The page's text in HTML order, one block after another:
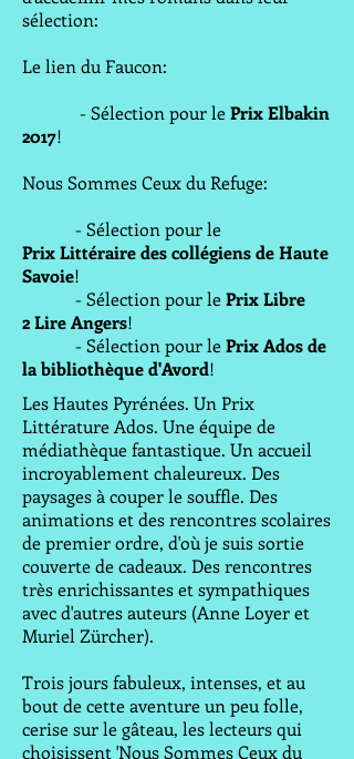
sélection:
Le lien du Faucon:
- Sélection pour lePrix Elbakin
2017!
Nous Sommes Ceux du Refuge:
- Sélection pour le
Prix Littéraire des collégiens de Haute
Savoie!
- Sélection pour lePrix Libre
2 Lire Angers!
- Sélection pour lePrix Ados de
la bibliothèque d'Avord!
Les Hautes Pyrénées. Un Prix
Littérature Ados. Une équipe de
médiathèque fantastique. Un accueil
incroyablement chaleureux. Des
paysages à couper le souffle. Des
animations et des rencontres scolaires
de premier ordre, d'où je suis sortie
couverte de cadeaux. Des rencontres
très enrichissantes et sympathiques
avec d'autres auteurs (Anne Loyer et
Muriel Zürcher).
Trois jours fabuleux, intenses, et au
bout de cette aventure un peu folle,
cerise sur le gâteau, les lecteurs qui
choisissent 'Nous Sommes Ceux du